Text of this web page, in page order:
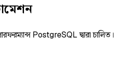
PostgreSQL দ্বারা চালিত।